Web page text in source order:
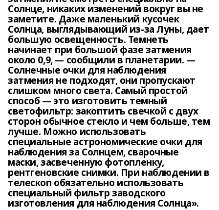
Солнце, никаких изменений вокруг вы не
заметите. Даже маленький кусочек
Солнца, выглядывающий из-за Луны, дает
большую освещенность. Темнеть
начинает при большой фазе затмения
около 0,9, — сообщили в планетарии. —
Солнечные очки для наблюдения
затмения не подходят, они пропускают
слишком много света. Самый простой
способ — это изготовить темный
светофильтр: закоптить свечкой с двух
сторон обычное стекло и чем больше, тем
лучше. Можно использовать
специальные астрономические очки для
наблюдения за Солнцем, сварочные
маски, засвеченную фотопленку,
рентгеновские снимки. При наблюдении в
телескоп обязательно использовать
специальный фильтр заводского
изготовления для наблюдения Солнца».